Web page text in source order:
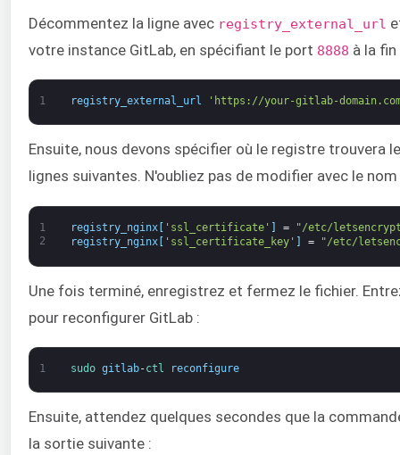
Décommentez la ligne avec registry_external_url
votre instance GitLab, en spécifiant le port 8888 à la fin
1 registry_external_url 'https://your-gitlab-
Ensuite, nous devons spécifier où le registre trouvera
lignes suivantes. N'oubliez pas de modifier avec le
1
2
registry_nginx[ 'ssl_certificate' ] =
"/etc/
registry_nginx[ 'ssl_certificate_key' = "/etc/
Une fois terminé, enregistrez et fermez le fichier.
pour reconfigurer GitLab :
1 sudo gitlab-ctl reconfigure
Ensuite, attendez quelques secondes que la
la sortie suivante :